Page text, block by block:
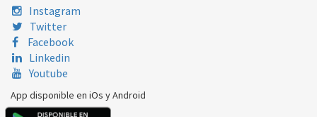
Instagram
Twitter
Facebook
Linkedin
Youtube
App disponible en iOs y Android